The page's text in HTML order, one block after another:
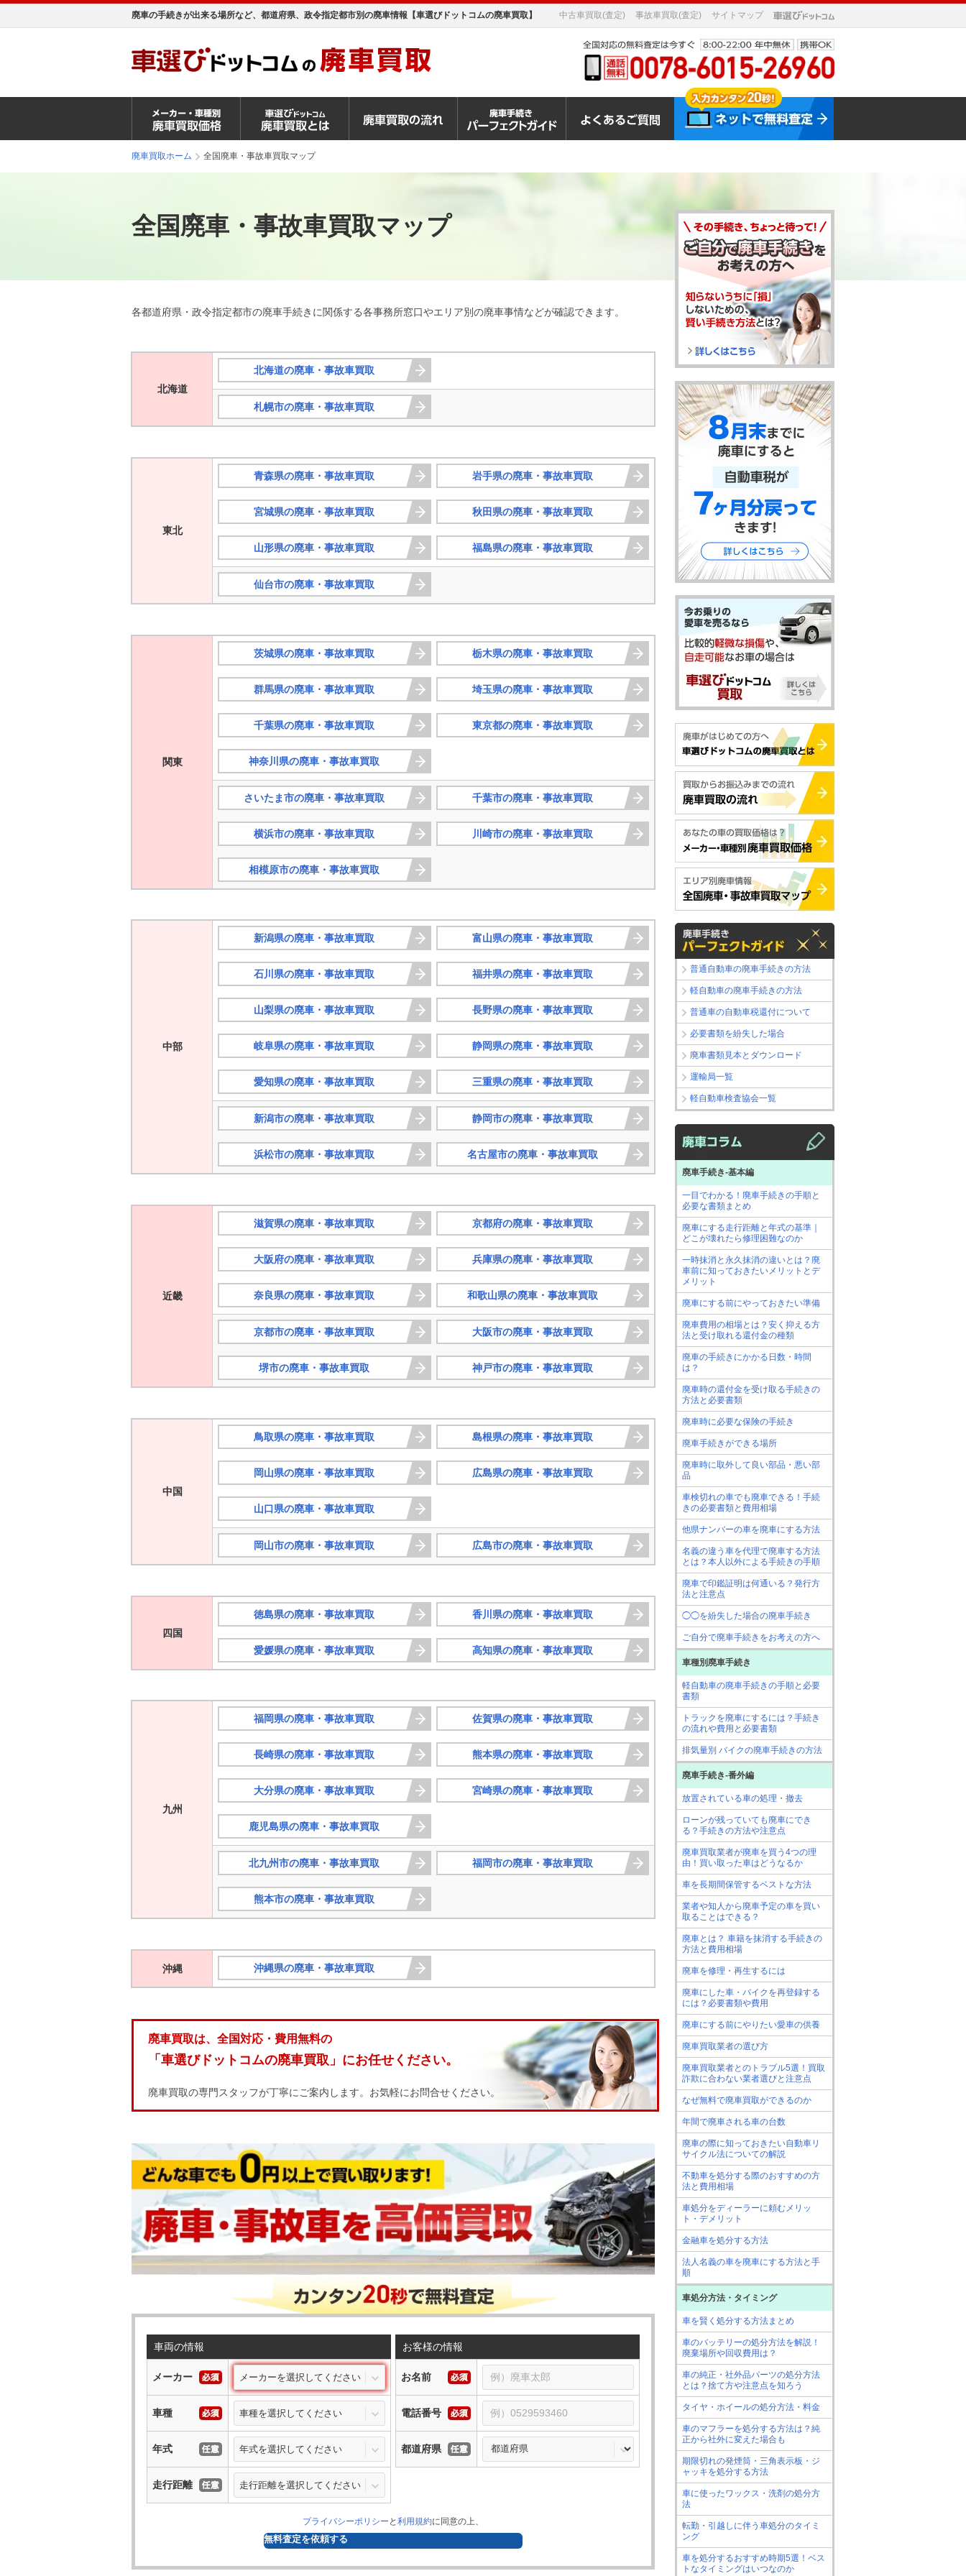
廃車の手続きが出来る場所など、都道府県、政令指定都市別の廃車情報【車選びドットコムの廃車買取】 中古車買取(査定) 事故車買取(査定) サイトマップ
廃車買取ホーム 全国廃車・事故車買取マップ
全国廃車・事故車買取マップ
各都道府県・政令指定都市の廃車手続きに関係する各事務所窓口やエリア別の廃車事情などが確認できます。
北海道
北海道の廃車・事故車買取
札幌市の廃車・事故車買取
東北
青森県の廃車・事故車買取 岩手県の廃車・事故車買取
宮城県の廃車・事故車買取 秋田県の廃車・事故車買取
山形県の廃車・事故車買取 福島県の廃車・事故車買取
仙台市の廃車・事故車買取
関東
茨城県の廃車・事故車買取 栃木県の廃車・事故車買取
群馬県の廃車・事故車買取 埼玉県の廃車・事故車買取
千葉県の廃車・事故車買取 東京都の廃車・事故車買取
神奈川県の廃車・事故車買取
さいたま市の廃車・事故車買取 千葉市の廃車・事故車買取
横浜市の廃車・事故車買取 川崎市の廃車・事故車買取
相模原市の廃車・事故車買取
中部
新潟県の廃車・事故車買取 富山県の廃車・事故車買取
石川県の廃車・事故車買取 福井県の廃車・事故車買取
山梨県の廃車・事故車買取 長野県の廃車・事故車買取
岐阜県の廃車・事故車買取 静岡県の廃車・事故車買取
愛知県の廃車・事故車買取 三重県の廃車・事故車買取
新潟市の廃車・事故車買取 静岡市の廃車・事故車買取
浜松市の廃車・事故車買取 名古屋市の廃車・事故車買取
近畿
滋賀県の廃車・事故車買取 京都府の廃車・事故車買取
大阪府の廃車・事故車買取 兵庫県の廃車・事故車買取
奈良県の廃車・事故車買取 和歌山県の廃車・事故車買取
京都市の廃車・事故車買取 大阪市の廃車・事故車買取
堺市の廃車・事故車買取 神戸市の廃車・事故車買取
中国
鳥取県の廃車・事故車買取 島根県の廃車・事故車買取
岡山県の廃車・事故車買取 広島県の廃車・事故車買取
山口県の廃車・事故車買取
岡山市の廃車・事故車買取 広島市の廃車・事故車買取
四国
徳島県の廃車・事故車買取 香川県の廃車・事故車買取
愛媛県の廃車・事故車買取 高知県の廃車・事故車買取
九州
福岡県の廃車・事故車買取 佐賀県の廃車・事故車買取
長崎県の廃車・事故車買取 熊本県の廃車・事故車買取
大分県の廃車・事故車買取 宮崎県の廃車・事故車買取
鹿児島県の廃車・事故車買取
北九州市の廃車・事故車買取 福岡市の廃車・事故車買取
熊本市の廃車・事故車買取
沖縄 沖縄県の廃車・事故車買取
廃車買取は、全国対応・費用無料の
「車選びドットコムの廃車買取」にお任せください。
廃車買取の専門スタッフが丁寧にご案内します。お気軽にお問合せください。
車両の情報
メーカー
車種
年式
走行距離
お客様の情報
お名前
電話番号
都道府県
プライバシーポリシー と 利用規約に同意の上、
無料査定を依頼する
普通自動車の廃車手続きの方法
軽自動車の廃車手続きの方法
普通車の自動車税還付について
必要書類を紛失した場合
廃車書類見本とダウンロード
運輸局一覧
軽自動車検査協会一覧
廃車手続き-基本編
一目でわかる！廃車手続きの手順と
必要な書類まとめ
廃車にする走行距離と年式の基準｜
どこが壊れたら修理困難なのか
一時抹消と永久抹消の違いとは？廃
車前に知っておきたいメリットとデ
メリット
廃車にする前にやっておきたい準備
廃車費用の相場とは？安く抑える方
法と受け取れる還付金の種類
廃車の手続きにかかる日数・時間
は？
廃車時の還付金を受け取る手続きの
方法と必要書類
廃車時に必要な保険の手続き
廃車手続きができる場所
廃車時に取外して良い部品・悪い部
品
車検切れの車でも廃車できる！手続
きの必要書類と費用相場
他県ナンバーの車を廃車にする方法
名義の違う車を代理で廃車する方法
とは？本人以外による手続きの手順
廃車で印鑑証明は何通いる？発行方
法と注意点
◯◯を紛失した場合の廃車手続き
ご自分で廃車手続きをお考えの方へ
車種別廃車手続き
軽自動車の廃車手続きの手順と必要
書類
トラックを廃車にするには？手続き
の流れや費用と必要書類
排気量別 バイクの廃車手続きの方法
廃車手続き-番外編
放置されている車の処理・撤去
ローンが残っていても廃車にでき
る？手続きの方法や注意点
廃車買取業者が廃車を買う4つの理
由！買い取った車はどうなるか
車を長期間保管するベストな方法
業者や知人から廃車予定の車を買い
取ることはできる？
廃車とは？ 車籍を抹消する手続きの
方法と費用相場
廃車を修理・再生するには
廃車にした車・バイクを再登録する
には？必要書類や費用
廃車にする前にやりたい愛車の供養
廃車買取業者の選び方
廃車買取業者とのトラブル5選！買取
詐欺に合わない業者選びと注意点
なぜ無料で廃車買取ができるのか
年間で廃車される車の台数
廃車の際に知っておきたい自動車リ
サイクル法についての解説
不動車を処分する際のおすすめの方
法と費用相場
車処分をディーラーに頼むメリッ
ト・デメリット
金融車を処分する方法
法人名義の車を廃車にする方法と手
順
車処分方法・タイミング
車を賢く処分する方法まとめ
車のバッテリーの処分方法を解説！
廃棄場所や回収費用は？
車の純正・社外品パーツの処分方法
とは？捨て方や注意点を知ろう
タイヤ・ホイールの処分方法・料金
車のマフラーを処分する方法は？純
正から社外に変えた場合も
期限切れの発煙筒・三角表示板・ジ
ャッキを処分する方法
車に使ったワックス・洗剤の処分方
法
転勤・引越しに伴う車処分のタイミ
ング
車を処分するおすすめ時期5選！ベス
トなタイミングはいつなのか